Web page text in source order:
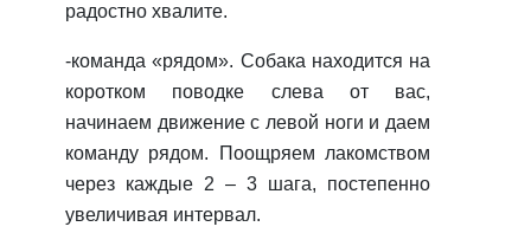
радостно хвалите.
-команда «рядом». Собака находится на
коротком поводке слева от вас,
начинаем движение с левой ноги и даем
команду рядом. Поощряем лакомством
через каждые 2 – 3 шага, постепенно
увеличивая интервал.